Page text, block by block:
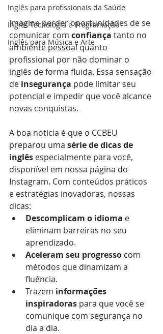
Inglês para profissionais da Saúde
Inglês Tecnologia e Programação
Inglês para Música e Arte
Imagine perder oportunidades de se
comunicar com confiança tanto no
ambiente pessoal quanto
profissional por não dominar o
inglês de forma fluida. Essa sensação
de insegurança pode limitar seu
potencial e impedir que você alcance
novas conquistas.
A boa notícia é que o CCBEU
preparou uma série de dicas de
inglês especialmente para você,
disponível em nossa página do
Instagram. Com conteúdos práticos
e estratégias inovadoras, nossas
dicas:
Descomplicam o idioma e
eliminam barreiras no seu
aprendizado.
Aceleram seu progresso com
métodos que dinamizam a
fluência.
Trazem informações
inspiradoras para que você se
comunique com segurança no
dia a dia.